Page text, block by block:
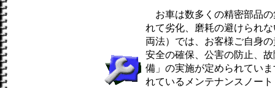
お車は数多くの精密部品
れて劣化、磨耗の避けられ
両法）では、お客様ご自身
安全の確保、公害の防止、
備」の実施が定められてい
れているメンテナンスノー